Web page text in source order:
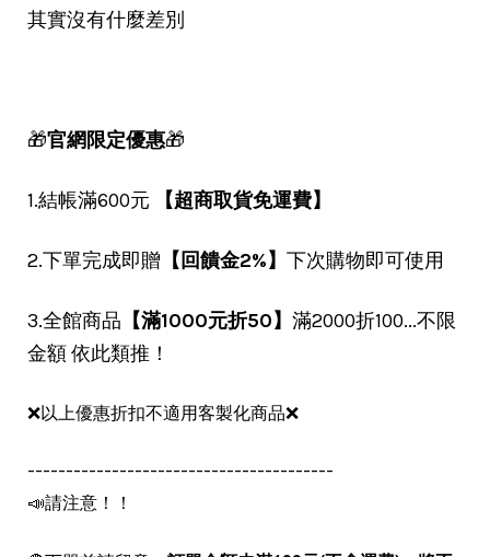
其實沒有什麼差別
🎁官網限定優惠🎁
1.結帳滿600元 【超商取貨免運費】
2.下單完成即贈 【回饋金2%】 下次購物即可使用
3.全館商品 【滿1000元折50】 滿2000折100...不限
金額 依此類推！
❌以上優惠折扣不適用客製化商品❌
----------------------------------------
📣請注意！！